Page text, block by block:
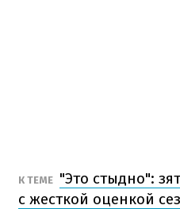
К ТЕМЕ "Это стыдно":
с жесткой оценкой